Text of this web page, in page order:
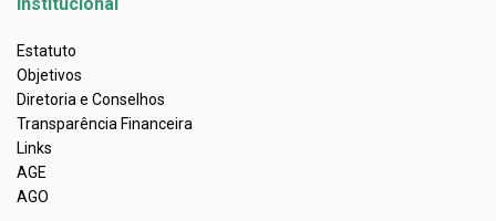
Estatuto
Objetivos
Diretoria e Conselhos
Transparência Financeira
Links
AGE
AGO